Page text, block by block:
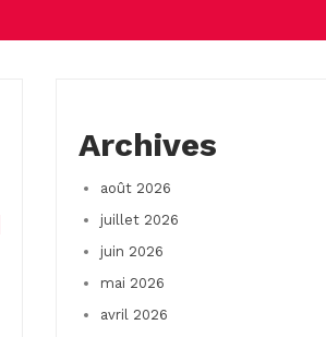
Archives
août 2026
juillet 2026
juin 2026
mai 2026
avril 2026